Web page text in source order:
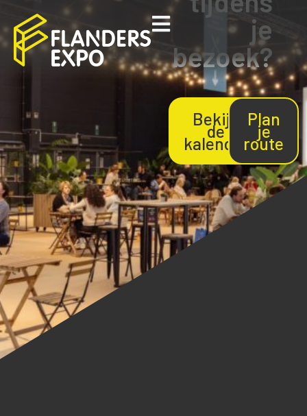
je
bezoek?
Bekijk
de
kalender
Plan
je
route